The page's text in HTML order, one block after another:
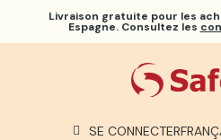
Livraison gratuite pour les
Espagne. Consultez les
SE CONNECTER